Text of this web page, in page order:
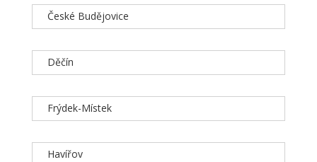
České Budějovice
Děčín
Frýdek-Místek
Havířov